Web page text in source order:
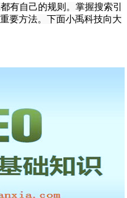
有自己的规则。掌握搜索引
要方法。下面小禹科技向大